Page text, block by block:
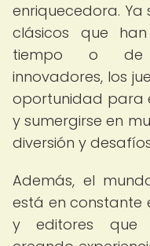
enriquecedora.
clásicos que
tiempo o de
innovadores, los
oportunidad para
y sumergirse en
diversión y
Además, el
está en constante
y editores que